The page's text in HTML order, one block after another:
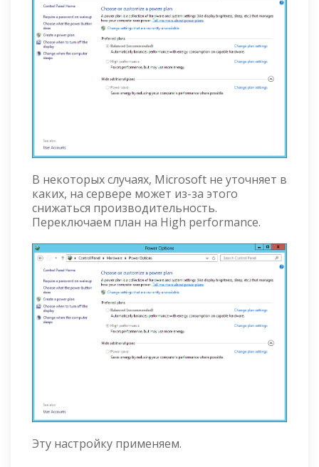
В некоторых случаях, Microsoft не уточняет в
каких, на сервере может из-за этого
снижаться производительность.
Переключаем план на High performance.
Эту настройку применяем.